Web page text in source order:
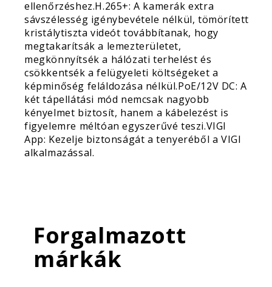
ellenőrzéshez.H.265+: A kamerák extra
sávszélesség igénybevétele nélkül, tömörített
kristálytiszta videót továbbítanak, hogy
megtakarítsák a lemezterületet,
megkönnyítsék a hálózati terhelést és
csökkentsék a felügyeleti költségeket a
képminőség feláldozása nélkül.PoE/12V DC: A
két tápellátási mód nemcsak nagyobb
kényelmet biztosít, hanem a kábelezést is
figyelemre méltóan egyszerűvé teszi.VIGI
App: Kezelje biztonságát a tenyeréből a VIGI
alkalmazással.
Forgalmazott
márkák